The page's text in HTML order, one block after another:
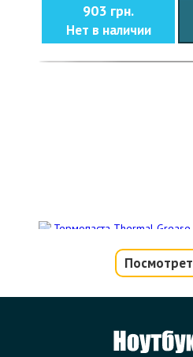
903 грн.
Нет в наличии
Термопаста